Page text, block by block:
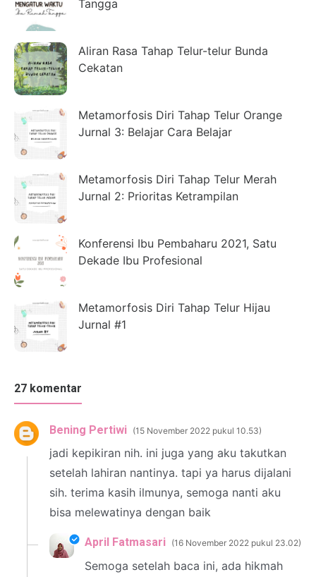
Tangga
Aliran Rasa Tahap Telur-telur Bunda
Cekatan
Metamorfosis Diri Tahap Telur Orange
Jurnal 3: Belajar Cara Belajar
Metamorfosis Diri Tahap Telur Merah
Jurnal 2: Prioritas Ketrampilan
Konferensi Ibu Pembaharu 2021, Satu
Dekade Ibu Profesional
Metamorfosis Diri Tahap Telur Hijau
Jurnal #1
27 komentar
Bening Pertiwi 15 November 2022 pukul 10.53
jadi kepikiran nih. ini juga yang aku takutkan
setelah lahiran nantinya. tapi ya harus dijalani
sih. terima kasih ilmunya, semoga nanti aku
bisa melewatinya dengan baik
April Fatmasari 16 November 2022 pukul 23.02
Semoga setelah baca ini, ada hikmah